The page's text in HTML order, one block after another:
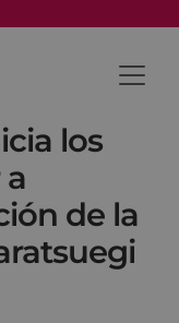
los
de la